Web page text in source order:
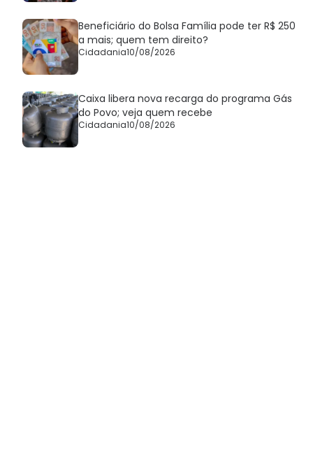
Beneficiário do Bolsa Família pode ter R$ 250
a mais; quem tem direito?
Cidadania10/08/2026
Caixa libera nova recarga do programa Gás
do Povo; veja quem recebe
Cidadania10/08/2026